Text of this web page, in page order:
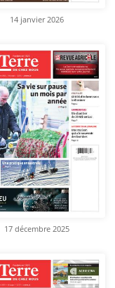
14 janvier 2026
17 décembre 2025